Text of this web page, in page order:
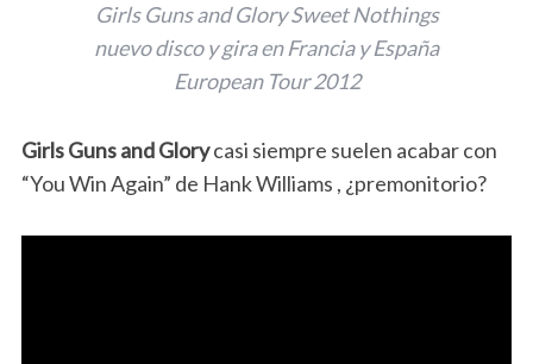
Girls Guns and Glory Sweet Nothings
nuevo disco y gira en Francia y España
European Tour 2012
Girls Guns and Glorycasi siempre suelen acabar con
“You Win Again” de Hank Williams , ¿premonitorio?